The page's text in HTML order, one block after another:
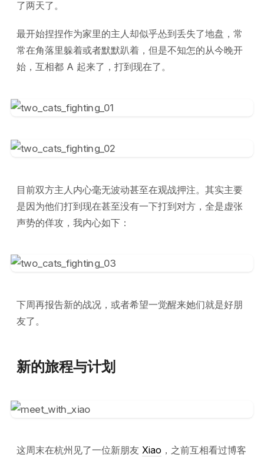
了两天了。
最开始捏捏作为家里的主人却似乎怂到丢失了地盘，常
常在角落里躲着或者默默趴着，但是不知怎的从今晚开
始，互相都 A 起来了，打到现在了。
目前双方主人内心毫无波动甚至在观战押注。其实主要
是因为他们打到现在甚至没有一下打到对方，全是虚张
声势的佯攻，我内心如下：
下周再报告新的战况，或者希望一觉醒来她们就是好朋
友了。
新的旅程与计划
这周末在杭州见了一位新朋友 Xiao ，之前互相看过博客